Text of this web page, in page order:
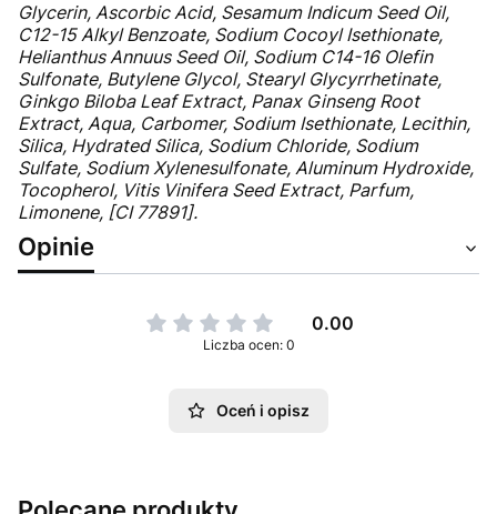
Glycerin, Ascorbic Acid, Sesamum Indicum Seed Oil,
C12-15 Alkyl Benzoate, Sodium Cocoyl Isethionate,
Helianthus Annuus Seed Oil, Sodium C14-16 Olefin
Sulfonate, Butylene Glycol, Stearyl Glycyrrhetinate,
Ginkgo Biloba Leaf Extract, Panax Ginseng Root
Extract, Aqua, Carbomer, Sodium Isethionate, Lecithin,
Silica, Hydrated Silica, Sodium Chloride, Sodium
Sulfate, Sodium Xylenesulfonate, Aluminum Hydroxide,
Tocopherol, Vitis Vinifera Seed Extract, Parfum,
Limonene, [CI 77891].
Opinie
0.00
Liczba ocen: 0
Oceń i opisz